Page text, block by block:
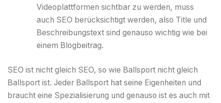
Videoplattformen sichtbar zu werden, muss
auch SEO berücksichtigt werden, also Title und
Beschreibungstext sind genauso wichtig wie bei
einem Blogbeitrag.
SEO ist nicht gleich SEO, so wie Ballsport nicht gleich
Ballsport ist. Jeder Ballsport hat seine Eigenheiten und
braucht eine Spezialisierung und genauso ist es auch mit